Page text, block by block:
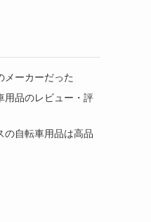
メーカーだった
用品のレビュー・評
の自転車用品は高品